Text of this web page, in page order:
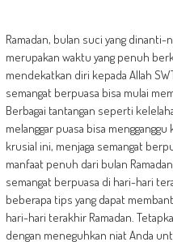
Ramadan, bulan suci yang
merupakan waktu yang penuh
mendekatkan diri kepada Allah
semangat berpuasa bisa mulai
Berbagai tantangan seperti
melanggar puasa bisa
krusial ini, menjaga semangat
manfaat penuh dari bulan
semangat berpuasa di hari-hari
beberapa tips yang dapat
hari-hari terakhir Ramadan.
dengan meneguhkan niat Anda